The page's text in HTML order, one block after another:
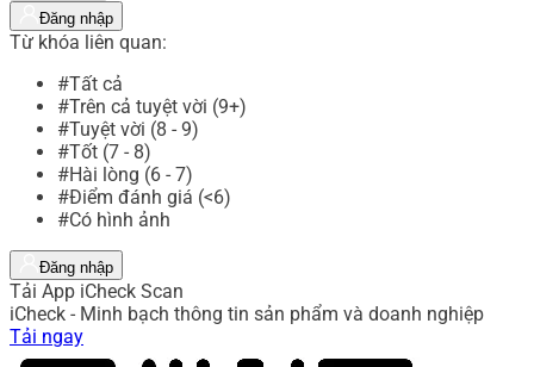
Đăng nhập
Từ khóa liên quan:
#Tất cả
#Trên cả tuyệt vời (9+)
#Tuyệt vời (8 - 9)
#Tốt (7 - 8)
#Hài lòng (6 - 7)
#Điểm đánh giá (<6)
#Có hình ảnh
Đăng nhập
Tải App iCheck Scan
iCheck - Minh bạch thông tin sản phẩm và doanh nghiệp
Tải ngay